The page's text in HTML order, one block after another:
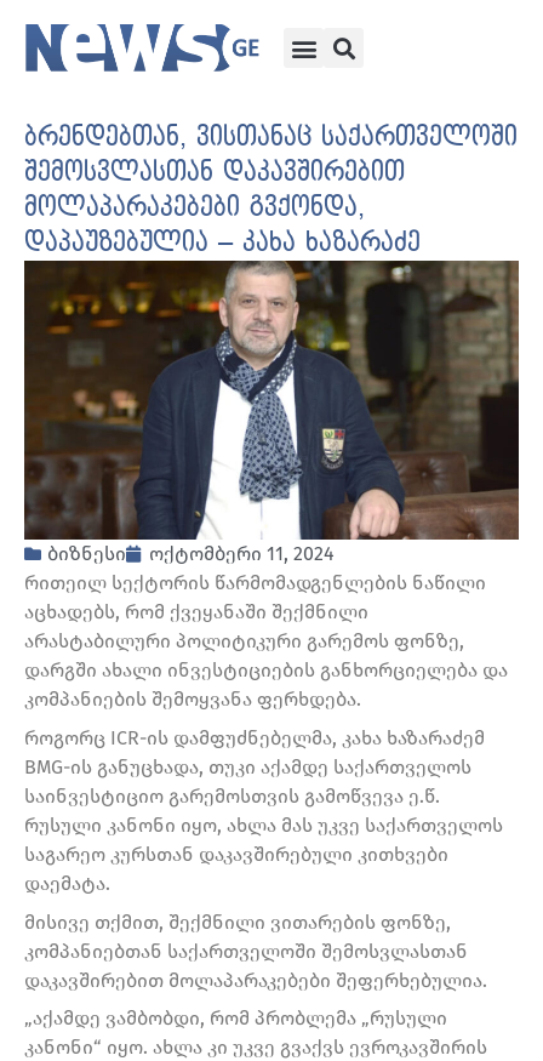
ბრენდებთან, ვისთანაც საქართველოში
შემოსვლასთან დაკავშირებით
მოლაპარაკებები გვქონდა,
დაპაუზებულია – კახა ხაზარაძე
ბიზნესი
ოქტომბერი 11, 2024
რითეილ სექტორის წარმომადგენლების ნაწილი
აცხადებს, რომ ქვეყანაში შექმნილი
არასტაბილური პოლიტიკური გარემოს ფონზე,
დარგში ახალი ინვესტიციების განხორციელება და
კომპანიების შემოყვანა ფერხდება.
როგორც ICR-ის დამფუძნებელმა, კახა ხაზარაძემ
BMG-ის განუცხადა, თუკი აქამდე საქართველოს
საინვესტიციო გარემოსთვის გამოწვევა ე.წ.
რუსული კანონი იყო, ახლა მას უკვე საქართველოს
საგარეო კურსთან დაკავშირებული კითხვები
დაემატა.
მისივე თქმით, შექმნილი ვითარების ფონზე,
კომპანიებთან საქართველოში შემოსვლასთან
დაკავშირებით მოლაპარაკებები შეფერხებულია.
„აქამდე ვამბობდი, რომ პრობლემა „რუსული
კანონი“ იყო. ახლა კი უკვე გვაქვს ევროკავშირის